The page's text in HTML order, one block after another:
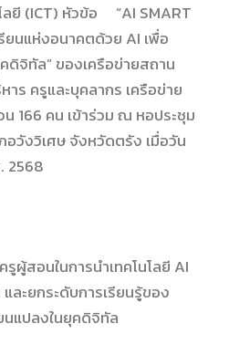
ลยี (ICT) หัวข้อ “AI SMART
ยนแห่งอนาคตด้วย AI เพื่อ
จิทัล” ของเครือข่ายสถาน
ร ครูและบุคลากร เครือข่าย
166 คน เข้าร่วม ณ หอประชุม
อวังวิเศษ จังหวัดตรัง เมื่อวัน
2568
สอนในการนำเทคโนโลยี AI
ละยกระดับการเรียนรู้ของ
นแปลงในยุคดิจิทัล